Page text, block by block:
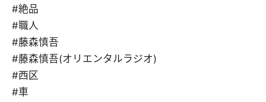
#絶品
#職人
#藤森慎吾
#藤森慎吾(オリエンタルラジオ)
#西区
#車